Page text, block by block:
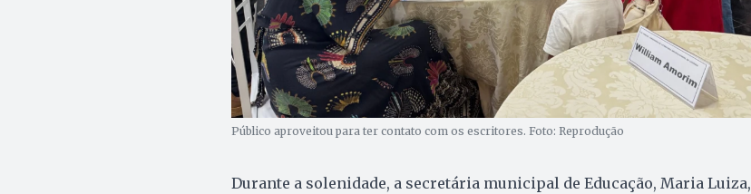
Público aproveitou para ter contato com os escritores. Foto: Reprodução
Durante a solenidade, a secretária municipal de Educação, Maria Luiza,